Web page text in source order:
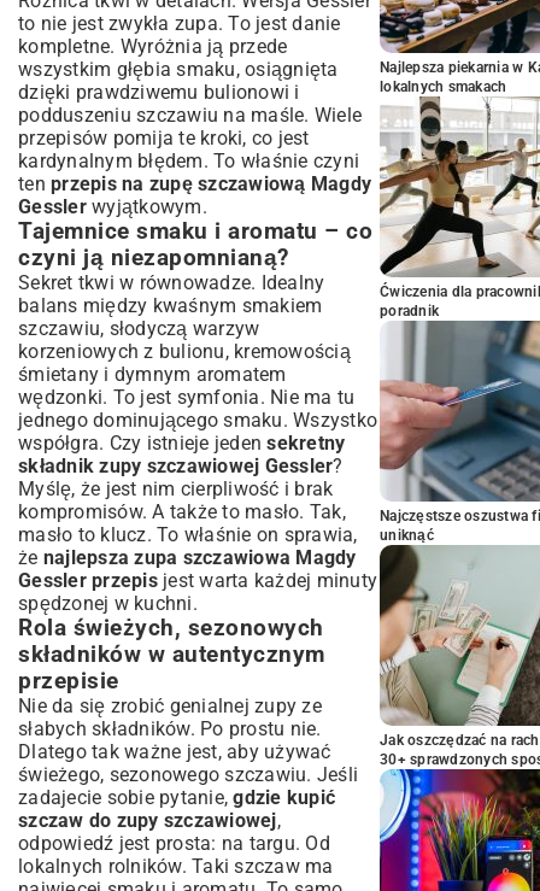
to nie jest zwykła zupa. To jest danie
kompletne. Wyróżnia ją przede
wszystkim głębia smaku, osiągnięta
dzięki prawdziwemu bulionowi i
podduszeniu szczawiu na maśle. Wiele
przepisów pomija te kroki, co jest
kardynalnym błędem. To właśnie czyni
ten przepis na zupę szczawiową Magdy
Gesslerwyjątkowym.
Tajemnice smaku i aromatu – co
czyni ją niezapomnianą?
Sekret tkwi w równowadze. Idealny
balans między kwaśnym smakiem
szczawiu, słodyczą warzyw
korzeniowych z bulionu, kremowością
śmietany i dymnym aromatem
wędzonki. To jest symfonia. Nie ma tu
jednego dominującego smaku. Wszystko
współgra. Czy istnieje jedensekretny
składnik zupy szczawiowej Gessler?
Myślę, że jest nim cierpliwość i brak
kompromisów. A także to masło. Tak,
masło to klucz. To właśnie on sprawia,
że najlepsza zupa szczawiowa Magdy
Gessler przepisjest warta każdej minuty
spędzonej w kuchni.
Rola świeżych, sezonowych
składników w autentycznym
przepisie
Nie da się zrobić genialnej zupy ze
słabych składników. Po prostu nie.
Dlatego tak ważne jest, aby używać
świeżego, sezonowego szczawiu. Jeśli
zadajecie sobie pytanie,gdzie kupić
szczaw do zupy szczawiowej,
odpowiedź jest prosta: na targu. Od
lokalnych rolników. Taki szczaw ma
Najlepsza piekarnia w
lokalnych smakach
Ćwiczenia dla
poradnik
Najczęstsze oszustwa
uniknąć
Jak oszczędzać na
30+ sprawdzonych